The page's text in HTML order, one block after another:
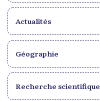
Actualités
Géographie
Recherche scientifique